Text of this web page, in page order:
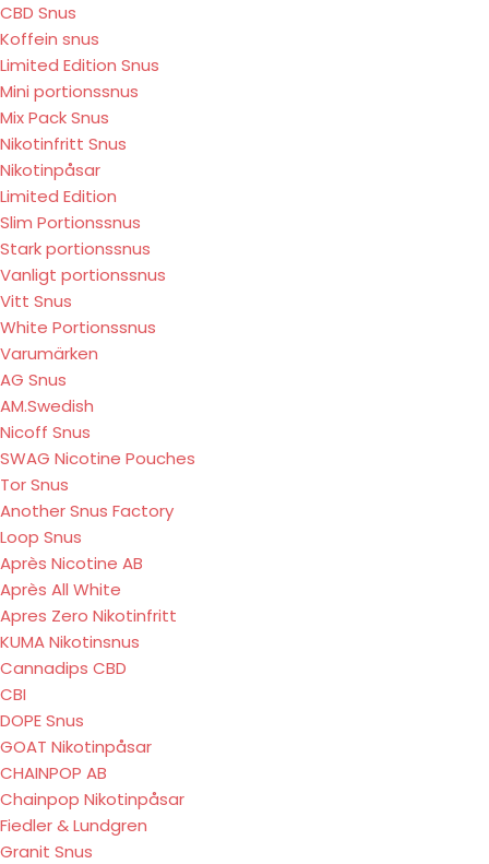
CBD Snus
Koffein snus
Limited Edition Snus
Mini portionssnus
Mix Pack Snus
Nikotinfritt Snus
Nikotinpåsar
Limited Edition
Slim Portionssnus
Stark portionssnus
Vanligt portionssnus
Vitt Snus
White Portionssnus
Varumärken
AG Snus
AM.Swedish
Nicoff Snus
SWAG Nicotine Pouches
Tor Snus
Another Snus Factory
Loop Snus
Après Nicotine AB
Après All White
Apres Zero Nikotinfritt
KUMA Nikotinsnus
Cannadips CBD
CBI
DOPE Snus
GOAT Nikotinpåsar
CHAINPOP AB
Chainpop Nikotinpåsar
Fiedler & Lundgren
Granit Snus